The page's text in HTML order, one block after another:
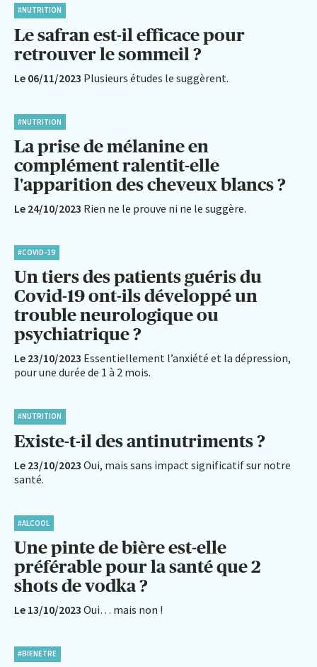
#NUTRITION
Le safran est-il efficace pour
retrouver le sommeil ?
Le 06/11/2023 Plusieurs études le suggèrent.
#NUTRITION
La prise de mélanine en
complément ralentit-elle
l'apparition des cheveux blancs ?
Le 24/10/2023 Rien ne le prouve ni ne le suggère.
#COVID-19
Un tiers des patients guéris du
Covid-19 ont-ils développé un
trouble neurologique ou
psychiatrique ?
Le 23/10/2023 Essentiellement l’anxiété et la dépression,
pour une durée de 1 à 2 mois.
#NUTRITION
Existe-t-il des antinutriments ?
Le 23/10/2023 Oui, mais sans impact significatif sur notre
santé.
#ALCOOL
Une pinte de bière est-elle
préférable pour la santé que 2
shots de vodka ?
Le 13/10/2023 Oui… mais non !
#BIENETRE